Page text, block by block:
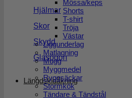
Hjälmar
Skor
Skydd
Glasögon
Längdskidåkning
Mössa/keps
Shorts
T-shirt
Tröja
Västar
Liggunderlag
Matlagning
Mugg
Myggmedel
Ryggsäckar
Stormkök
Tändare & Tändstål